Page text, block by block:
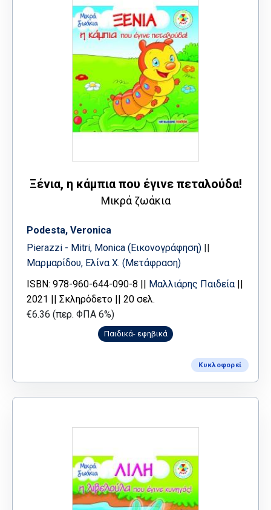
Ξένια, η κάμπια που έγινε πεταλούδα!
Μικρά ζωάκια
Podesta, Veronica
Pierazzi - Mitri, Monica (Εικονογράφηση) ||
Μαρμαρίδου, Ελίνα Χ. (Μετάφραση)
ISBN: 978-960-644-090-8 || Μαλλιάρης Παιδεία||
2021 || Σκληρόδετο || 20 σελ.
€6.36 (περ. ΦΠΑ 6%)
Παιδικά- εφηβικά
Κυκλοφορεί